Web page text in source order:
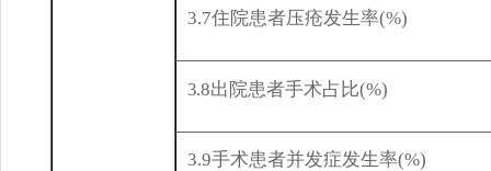
3.7住院患者压疮发生率(%)
3.8出院患者手术占比(%)
3.9手术患者并发症发生率(%)